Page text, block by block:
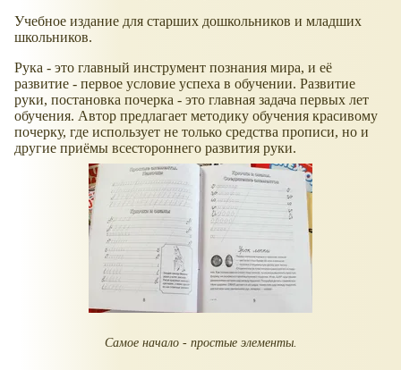
Учебное издание для старших дошкольников и младших
школьников.
Рука - это главный инструмент познания мира, и её
развитие - первое условие успеха в обучении. Развитие
руки, постановка почерка - это главная задача первых лет
обучения. Автор предлагает методику обучения красивому
почерку, где использует не только средства прописи, но и
другие приёмы всестороннего развития руки.
Самое начало - простые элементы.